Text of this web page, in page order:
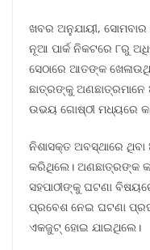
ଖବର ଅନୁଯାୟୀ, ସୋମବାର
ନୂଆ ପାର୍କ ନିକଟରେ ୮ରୁ
ସେଠାରେ ଆତଙ୍କ
ଛାତ୍ରଙ୍କୁ
ଉଭୟ ଗୋଷ୍ଠୀ ମଧ୍ୟରେ
ନିଶାସକ୍ତ ଅବସ୍ଥାରେ
କରିଥିଲେ। ଅଣଛାତ୍ରଙ୍କ
ସହପାଠୀଙ୍କୁ ଘଟଣା
ପ୍ରବେଶ ନେଇ ଘଟଣା
ଏକଜୁଟ୍ ହୋଇ ଯାଇଥିଲେ।